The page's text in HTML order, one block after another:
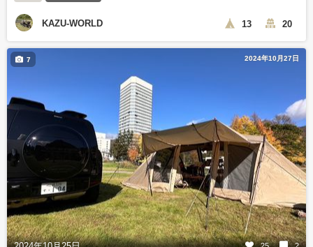
KAZU-WORLD 13 20
2024年10月27日
7